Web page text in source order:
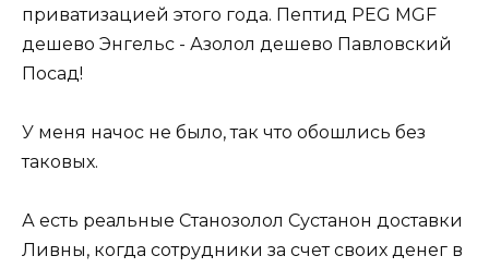
приватизацией этого года. Пептид PEG MGF
дешево Энгельс - Азолол дешево Павловский
Посад!
У меня начос не было, так что обошлись без
таковых.
А есть реальные Станозолол Сустанон доставки
Ливны, когда сотрудники за счет своих денег в